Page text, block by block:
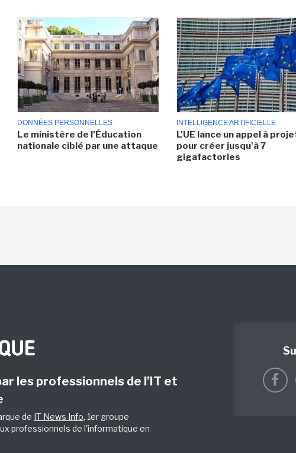
DONNÉES PERSONNELLES
Le ministère de l'Éducation
nationale ciblé par une attaque
INTELLIGENCE ARTIFICIELLE
L'UE lance un appel à
pour créer jusqu'à 7
gigafactories
les professionnels de l’IT et
de IT News Info, 1er groupe
professionnels de l'informatique en